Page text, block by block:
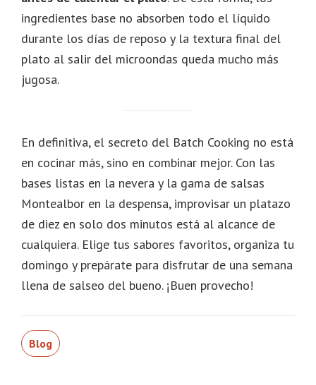
ingredientes base no absorben todo el líquido
durante los días de reposo y la textura final del
plato al salir del microondas queda mucho más
jugosa.
En definitiva, el secreto del Batch Cooking no está
en cocinar más, sino en combinar mejor. Con las
bases listas en la nevera y la gama de salsas
Montealbor en la despensa, improvisar un platazo
de diez en solo dos minutos está al alcance de
cualquiera. Elige tus sabores favoritos, organiza tu
domingo y prepárate para disfrutar de una semana
llena de salseo del bueno. ¡Buen provecho!
Blog